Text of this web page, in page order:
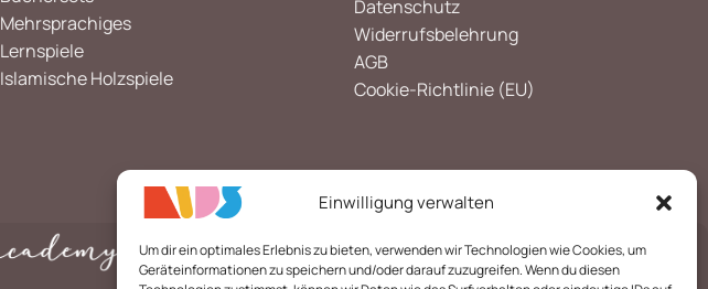
Einwilligung verwalten
Um dir ein optimales Erlebnis zu bieten, verwenden wir Technologien wie Cookies, um
Geräteinformationen zu speichern und/oder darauf zuzugreifen. Wenn du diesen
Mehrsprachiges
Lernspiele
Islamische Holzspiele
Datenschutz
Widerrufsbelehrung
AGB
Cookie-Richtlinie (EU)
E-Mail*